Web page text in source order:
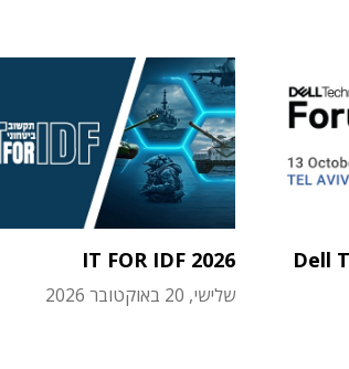
Dell
IT FOR IDF 2026
שלישי, 20 באוקטובר 2026